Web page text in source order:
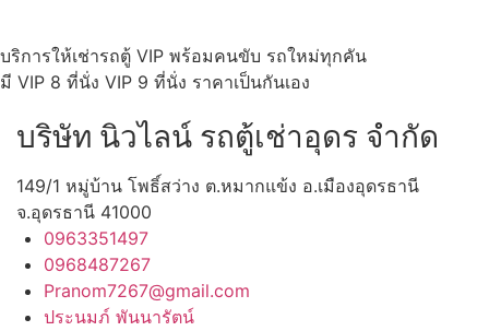
บริการให้เช่ารถตู้ VIP พร้อมคนขับ รถใหม่ทุกคัน
มี VIP 8 ที่นั่ง VIP 9 ที่นั่ง ราคาเป็นกันเอง
บริษัท นิวไลน์ รถตู้เช่าอุดร จำกัด
149/1 หมู่บ้าน โพธิ์สว่าง ต.หมากแข้ง อ.เมืองอุดรธานี
จ.อุดรธานี 41000
0963351497
0968487267
Pranom7267@gmail.com
ประนมภ์ พันนารัตน์